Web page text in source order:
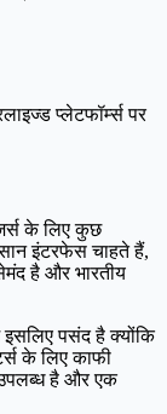
प्लेटफॉर्म्स पर
के लिए कुछ
इंटरफेस चाहते हैं,
है और भारतीय
पसंद है क्योंकि
के लिए काफी
है और एक